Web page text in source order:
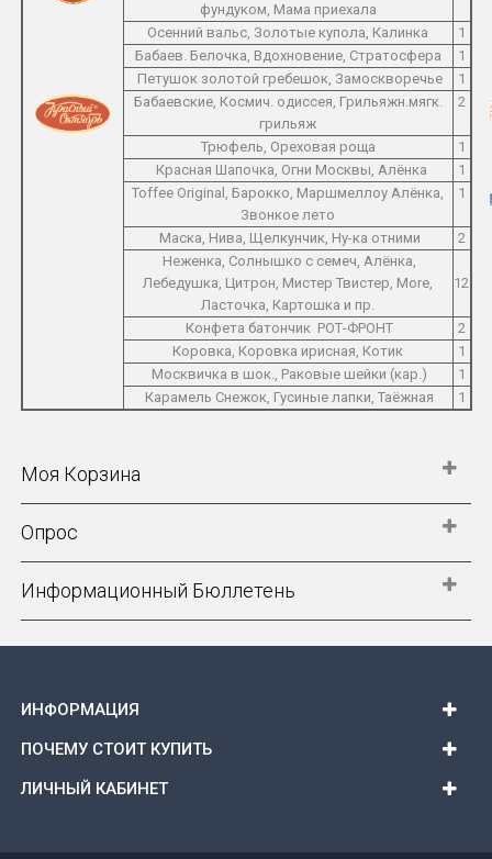
фундуком, Мама приехала
Осенний вальс, Золотые купола, Калинка
1
Бабаев. Белочка, Вдохновение, Стратосфера
1
Петушок золотой гребешок, Замоскворечье
1
Бабаевские, Космич. одиссея, Грильяжн.мягк.
грильяж
2
Трюфель, Ореховая роща
1
Красная Шапочка, Огни Москвы, Алёнка
1
Toffee Original, Барокко, Маршмеллоу Алёнка,
Звонкое лето
1
Маска, Нива, Щелкунчик, Ну-ка отними
2
Неженка, Солнышко с семеч, Алёнка,
Лебедушка, Цитрон, Мистер Твистер, More,
Ласточка, Картошка и пр.
12
Конфета батончик РОТ-ФРОНТ
2
Коровка, Коровка ирисная, Котик
1
Москвичка в шок., Раковые шейки (кар.)
1
Карамель Снежок, Гусиные лапки, Таёжная
1
Моя Корзина
Опрос
Информационный Бюллетень
ИНФОРМАЦИЯ
ПОЧЕМУ СТОИТ КУПИТЬ
ЛИЧНЫЙ КАБИНЕТ